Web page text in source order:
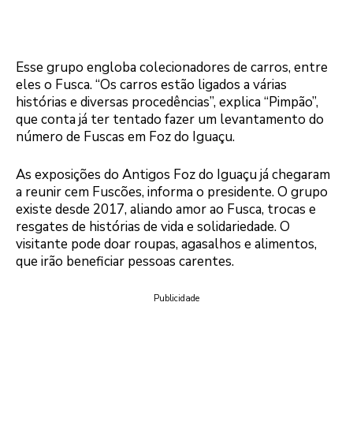
Esse grupo engloba colecionadores de carros, entre
eles o Fusca. “Os carros estão ligados a várias
histórias e diversas procedências”, explica “Pimpão”,
que conta já ter tentado fazer um levantamento do
número de Fuscas em Foz do Iguaçu.
As exposições do Antigos Foz do Iguaçu já chegaram
a reunir cem Fuscões, informa o presidente. O grupo
existe desde 2017, aliando amor ao Fusca, trocas e
resgates de histórias de vida e solidariedade. O
visitante pode doar roupas, agasalhos e alimentos,
que irão beneficiar pessoas carentes.
Publicidade